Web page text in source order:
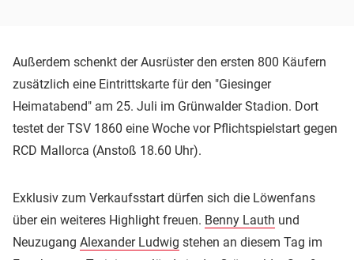
Außerdem schenkt der Ausrüster den ersten 800 Käufern
zusätzlich eine Eintrittskarte für den "Giesinger
Heimatabend" am 25. Juli im Grünwalder Stadion. Dort
testet der TSV 1860 eine Woche vor Pflichtspielstart gegen
RCD Mallorca (Anstoß 18.60 Uhr).
Exklusiv zum Verkaufsstart dürfen sich die Löwenfans
über ein weiteres Highlight freuen. Benny Lauth und
Neuzugang Alexander Ludwig stehen an diesem Tag im